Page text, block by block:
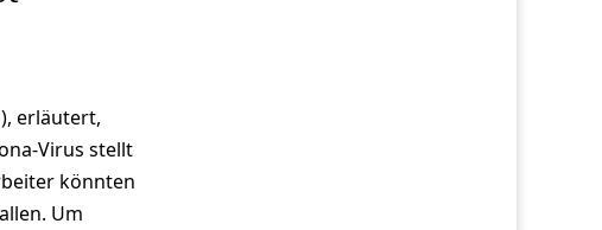
erläutert,
Virus stellt
könnten
Um